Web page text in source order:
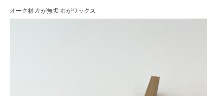
オーク材 左が無垢 右がワックス